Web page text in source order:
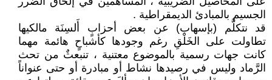
الجسيم بالمبادئ الديمقراطية .
قد نتكلَّم (بإسهاب) عن بعض أحزابٍ أَلسِنَة مالكيها
تطاولت على الخَلْقِ رغم وجودها كأشباحٍ هائمة مهما
كانت جهات رسمية بالموضوع معتنية ، تنبعثٌ من تحث
الرَّماد وليس في رصيدها نشاط أو مبادرة أو حتى عنواناً